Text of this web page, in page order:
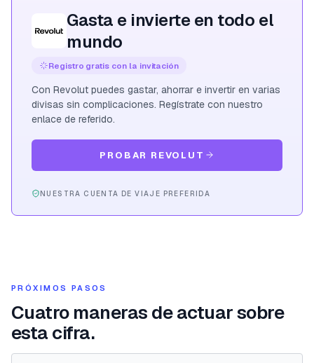
Gasta e invierte en todo el
mundo
Registro gratis con la invitación
Con Revolut puedes gastar, ahorrar e invertir en varias
divisas sin complicaciones. Regístrate con nuestro
enlace de referido.
PROBAR REVOLUT
NUESTRA CUENTA DE VIAJE PREFERIDA
PRÓXIMOS PASOS
Cuatro maneras de actuar sobre
esta cifra.